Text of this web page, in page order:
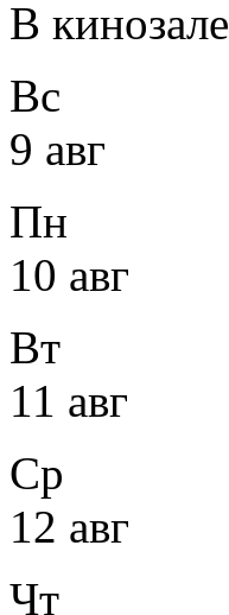
В кинозале
Вс
9 авг
Пн
10 авг
Вт
11 авг
Ср
12 авг
Чт